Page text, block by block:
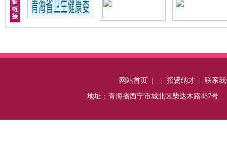
网站首页 招贤纳才 联系
地址：青海省西宁市城北区柴达木路487